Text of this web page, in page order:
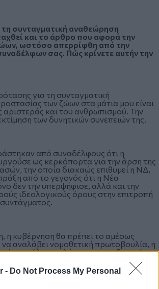
- Do Not Process My Personal
συνταγματική αναθεώρηση
και το άρθρο που αφορά την
ωστόσο απερρίφθη από την
σας. Πώς κρίνετε αυτήν την
για τη συνταγματική
των ζώων στα μάτια μου είναι
αριστεράς και του ανθρωπισμού. Την
των δυνητικών συνεπειών της.
από συναδέλφους ότι η
ως κερκόπορτα για την άρση της
την οποία διακαώς επιθυμεί η ΝΔ,
από το γεγονός ότι η Νέα
δεν την υπερψήφισε, αλλά και την
ιδεολογικούς όρους στην επιτροπή
η κυβέρνηση θα πρέπει το αμέσως
αναλάβει νομοθετική πρωτοβουλία, η
όχι σε όλα, τουλάχιστον στα βασικά
την προστασία των ζώων, ώστε να
που έγινε και η
κοινής γνώμης στο θέμα αυτό.